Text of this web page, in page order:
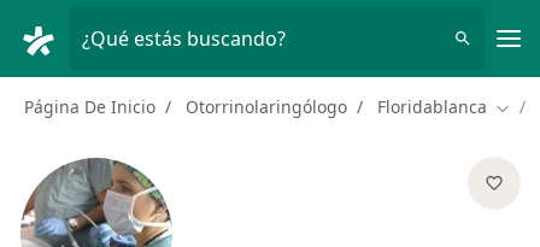
¿Qué estás buscando?
Página De Inicio Otorrinolaringólogo Floridablanca